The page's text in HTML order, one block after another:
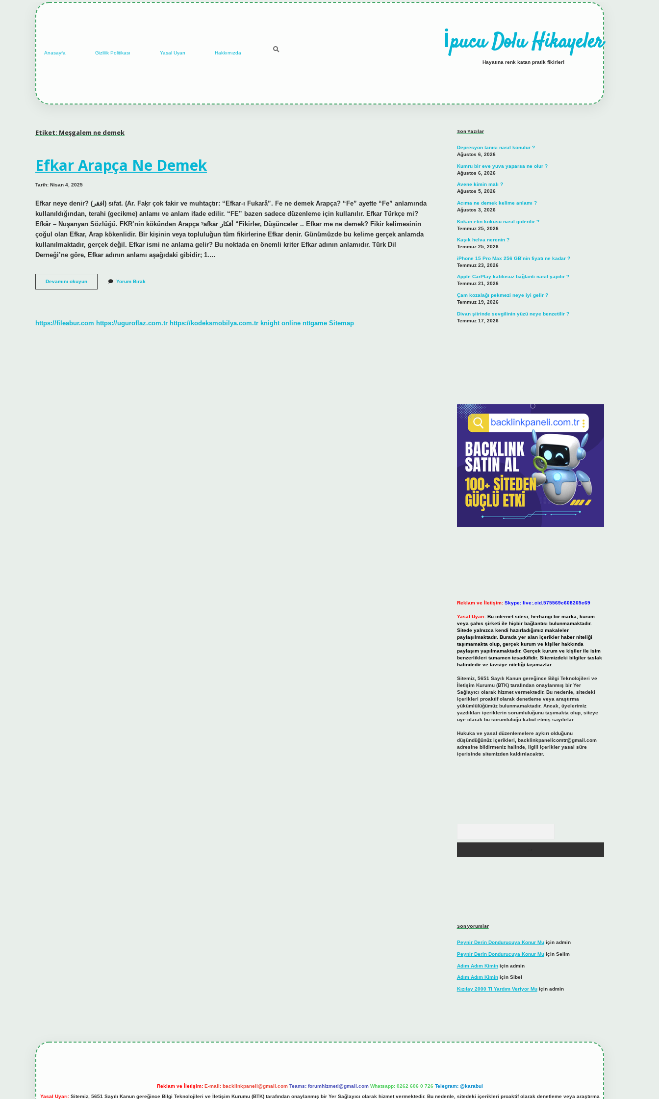
Anasayfa Gizlilik Politikası Yasal Uyarı Hakkımızda İpucu Dolu Hikayeler
Hayatına renk katan pratik fikirler!
Etiket: Meşgalem ne demek
Efkar Arapça Ne Demek
Tarih: Nisan 4, 2025
Efkar neye denir? (ﺍﻓﻘﺮ) sıfat. (Ar. Faḳr çok fakir ve muhtaçtır: “Efkar-ı Fukarâ”. Fe ne demek Arapça? “Fe” ayette “Fe” anlamında
kullanıldığından, terahi (gecikme) anlamı ve anlam ifade edilir. “FE” bazen sadece düzenleme için kullanılır. Efkar Türkçe mi?
Efkâr – Nuşanyan Sözlüğü. FKR’nin kökünden Arapça ˀafkār أفكار “Fikirler, Düşünceler .. Efkar me ne demek? Fikir kelimesinin
çoğul olan Efkar, Arap kökenlidir. Bir kişinin veya topluluğun tüm fikirlerine Efkar denir. Günümüzde bu kelime gerçek anlamda
kullanılmaktadır, gerçek değil. Efkar ismi ne anlama gelir? Bu noktada en önemli kriter Efkar adının anlamıdır. Türk Dil
Derneği’ne göre, Efkar adının anlamı aşağıdaki gibidir; 1.…
Devamını okuyunEfkar
Arapça
Yorum Bırak
https://fileabur.com https://uguroflaz.com.tr https://kodeksmobilya.com.tr knight online nttgame Sitemap
Son Yazılar
Depresyon tanısı nasıl konulur ?
Ağustos 6, 2026
Kumru bir eve yuva yaparsa ne olur ?
Ağustos 6, 2026
Avene kimin malı ?
Ağustos 5, 2026
Acıma ne demek kelime anlamı ?
Ağustos 3, 2026
Kokan etin kokusu nasıl giderilir ?
Temmuz 25, 2026
Kaşık helva nerenin ?
Temmuz 25, 2026
iPhone 15 Pro Max 256 GB’nin fiyatı ne kadar ?
Temmuz 23, 2026
Apple CarPlay kablosuz bağlantı nasıl yapılır ?
Temmuz 21, 2026
Çam kozalağı pekmezi neye iyi gelir ?
Temmuz 19, 2026
Divan şiirinde sevgilinin yüzü neye benzetilir ?
Temmuz 17, 2026
Reklam ve İletişim: Skype: live:.cid.575569c608265c69
Yasal Uyarı: Bu internet sitesi, herhangi bir marka, kurum
veya şahıs şirketi ile hiçbir bağlantısı bulunmamaktadır.
Sitede yalnızca kendi hazırladığımız makaleler
paylaşılmaktadır. Burada yer alan içerikler haber niteliği
taşımamakta olup, gerçek kurum ve kişiler hakkında
paylaşım yapılmamaktadır. Gerçek kurum ve kişiler ile isim
benzerlikleri tamamen tesadüfidir. Sitemizdeki bilgiler taslak
halindedir ve tavsiye niteliği taşımazlar.
Sitemiz, 5651 Sayılı Kanun gereğince Bilgi Teknolojileri ve
İletişim Kurumu (BTK) tarafından onaylanmış bir Yer
Sağlayıcı olarak hizmet vermektedir. Bu nedenle, sitedeki
içerikleri proaktif olarak denetleme veya araştırma
yükümlülüğümüz bulunmamaktadır. Ancak, üyelerimiz
yazdıkları içeriklerin sorumluluğunu taşımakta olup, siteye
üye olarak bu sorumluluğu kabul etmiş sayılırlar.
Hukuka ve yasal düzenlemelere aykırı olduğunu
düşündüğünüz içerikleri, backlinkpanelicomtr@gmail.com
adresine bildirmeniz halinde, ilgili içerikler yasal süre
içerisinde sitemizden kaldırılacaktır.
Son yorumlar
Peynir Derin Dondurucuya Konur Muiçin admin
Peynir Derin Dondurucuya Konur Muiçin Selim
Adım Adım Kiminiçin admin
Adım Adım Kiminiçin Sibel
Kızılay 2000 Tl Yardım Veriyor Muiçin admin
Reklam ve İletişim: E-mail: backlinkpaneli@gmail.com Teams: forumhizmeti@gmail.com Whatsapp: 0262 606 0 726 Telegram: @karabul
Yasal Uyarı:Sitemiz, 5651 Sayılı Kanun gereğince Bilgi Teknolojileri ve İletişim Kurumu (BTK) tarafından onaylanmış bir Yer Sağlayıcı olarak hizmet vermektedir. Bu nedenle, sitedeki içerikleri proaktif olarak denetleme veya araştırma